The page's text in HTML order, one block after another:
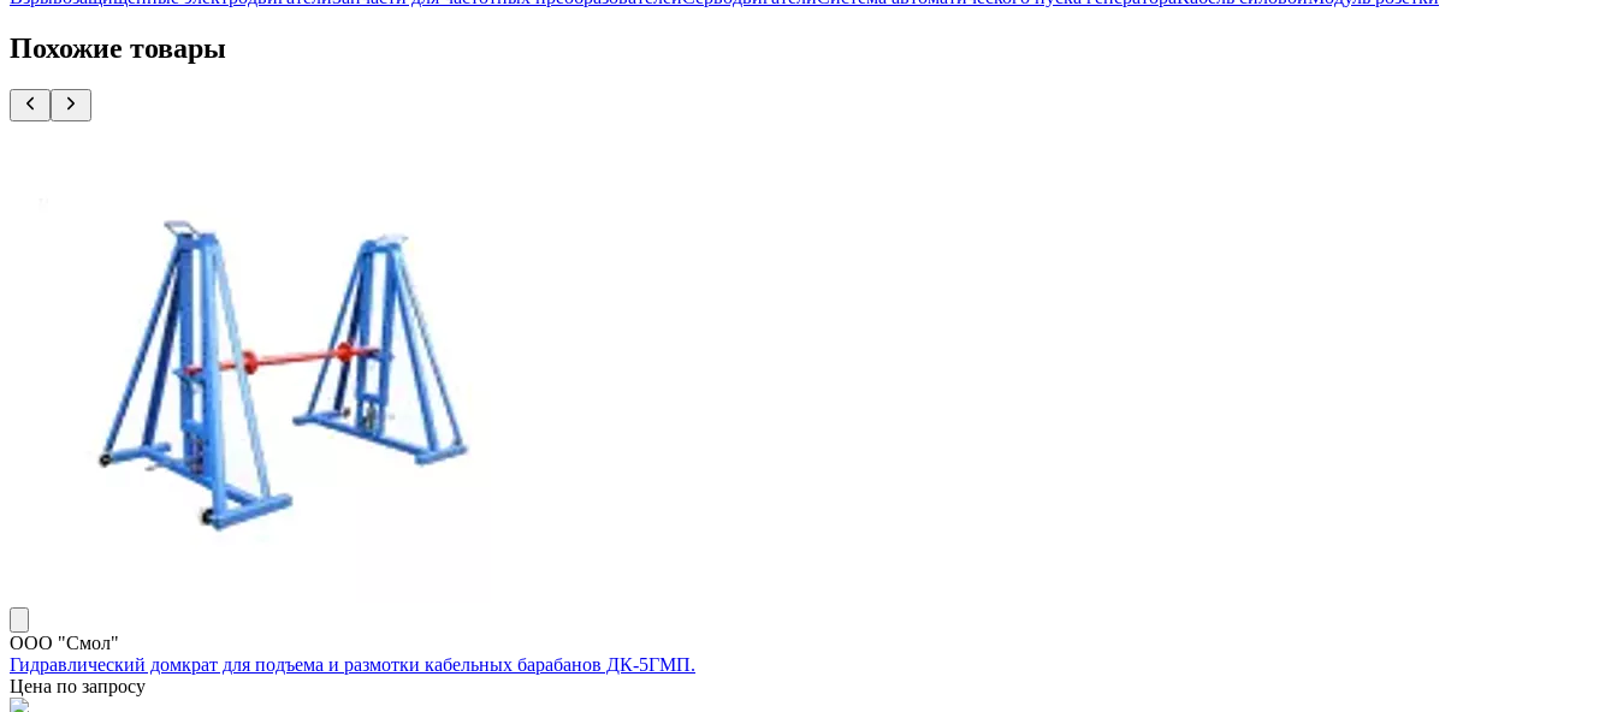
Похожие товары
ООО "Смол"
Гидравлический домкрат для подъема и размотки кабельных барабанов ДК-5ГМП.
Цена по запросу